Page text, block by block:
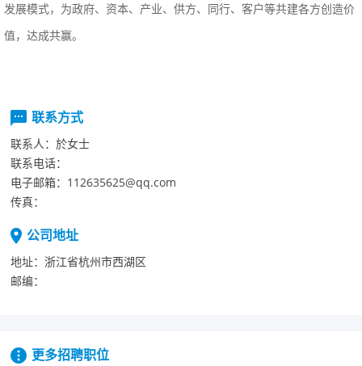
发展模式，为政府、资本、产业、供方、同行、客户等共建各方创造价
值，达成共赢。
联系方式
联系人： 於女士
联系电话：
电子邮箱： 112635625@qq.com
传真：
公司地址
地址： 浙江省杭州市西湖区
邮编：
更多招聘职位